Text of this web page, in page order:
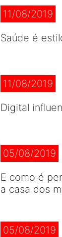
11/08/2019
Saúde é
11/08/2019
Digital
05/08/2019
E como é
a casa dos
05/08/2019